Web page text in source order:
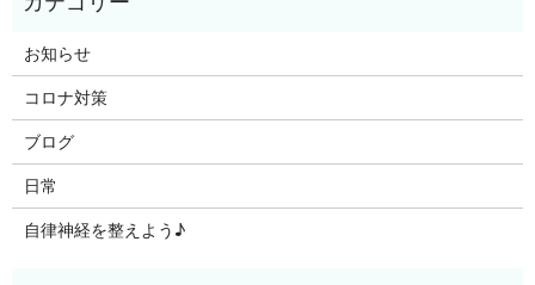
お知らせ
コロナ対策
ブログ
日常
自律神経を整えよう♪